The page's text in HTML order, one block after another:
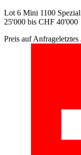
Lot 6 Mini 1100
25'000 bis CHF 40'000
Preis auf Anfrageletztes